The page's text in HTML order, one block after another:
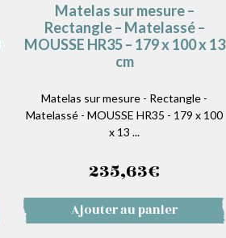
Matelas sur mesure –
Rectangle – Matelassé –
MOUSSE HR35 – 179 x 100 x 13
cm
Matelas sur mesure - Rectangle -
Matelassé - MOUSSE HR35 - 179 x 100
x 13 ...
235,63€
Ajouter au panier